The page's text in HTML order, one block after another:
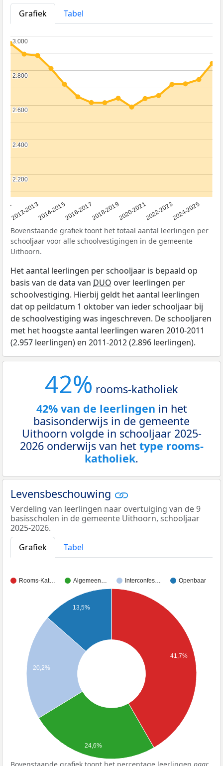
Grafiek
Tabel
2012-20132014-20152016-20172018-20192020-20212022-20232024-2025
2.200
2.200
2.400
2.400
2.600
2.600
2.800
2.800
3.000
3.000
Bovenstaande grafiek toont het totaal aantal leerlingen per
schooljaar voor alle schoolvestigingen in de gemeente
Uithoorn.
Het aantal leerlingen per schooljaar is bepaald op
basis van de data van DUO over leerlingen per
schoolvestiging. Hierbij geldt het aantal leerlingen
dat op peildatum 1 oktober van ieder schooljaar bij
de schoolvestiging was ingeschreven. De schooljaren
met het hoogste aantal leerlingen waren 2010-2011
(2.957 leerlingen) en 2011-2012 (2.896 leerlingen).
42% rooms-katholiek
42% van de leerlingen in het
basisonderwijs in de gemeente
Uithoorn volgde in schooljaar 2025-
2026 onderwijs van het type rooms-
katholiek.
Levensbeschouwing
Verdeling van leerlingen naar overtuiging van de 9
basisscholen in de gemeente Uithoorn, schooljaar
2025-2026.
Grafiek
Tabel
Rooms-Kat… Algemeen… Interconfes… Openbaar
41,7%
13,5%
20,2%
24,6%